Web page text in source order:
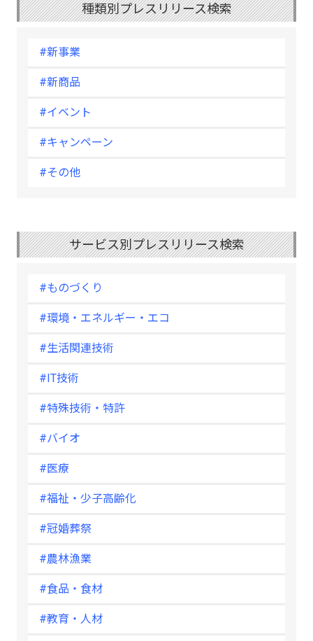
種類別プレスリリース検索
#新事業
#新商品
#イベント
#キャンペーン
#その他
サービス別プレスリリース検索
#ものづくり
#環境・エネルギー・エコ
#生活関連技術
#IT技術
#特殊技術・特許
#バイオ
#医療
#福祉・少子高齢化
#冠婚葬祭
#農林漁業
#食品・食材
#教育・人材